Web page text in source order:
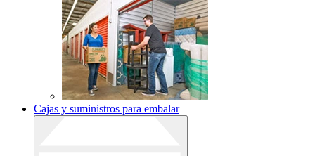
Cajas y suministros para embalar